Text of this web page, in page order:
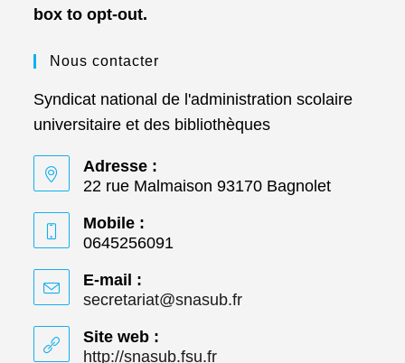
box to opt-out.
Nous contacter
Syndicat national de l'administration scolaire
universitaire et des bibliothèques
Adresse :
22 rue Malmaison 93170 Bagnolet
Mobile :
0645256091
E-mail :
secretariat@snasub.frS’ouvre
Site web :
http://snasub.fsu.frS’ouvre